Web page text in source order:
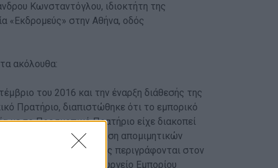
Κωνσταντόγλου, ιδιοκτήτη της
«Εκδρομεύς» στην Αθήνα, οδός
ακόλουθα:
του 2016 και την έναρξη διάθεσής της
Πρατήριο, διαπιστώθηκε ότι το εμπορικό
με το Προσκοπικό Πρατήριο είχε διακοπεί
σε παραγωγή και πώληση απομιμητικών
Στολής όπως περιγράφονται στον
στο Υπουργείο Εμπορίου